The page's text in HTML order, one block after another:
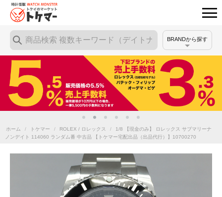
BRANDから探す
ホーム / トケマー / ROLEX / ロレックス /
1/8 【現金のみ】 ロレックス サブマリーナ
ノンデイト 114060 ランダム番 中古品 【トケマー宅配出品（出品代行）】10700270